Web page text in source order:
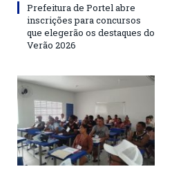
Prefeitura de Portel abre
inscrições para concursos
que elegerão os destaques do
Verão 2026